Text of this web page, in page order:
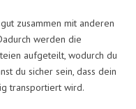
zusammen mit anderen
werden die
aufgeteilt, wodurch du
du sicher sein, dass dein
transportiert wird.